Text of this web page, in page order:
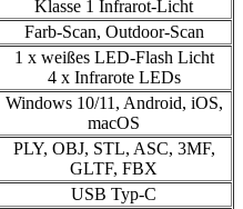
Klasse 1 Infrarot-Licht
Farb-Scan, Outdoor-Scan
1 x weißes LED-Flash Licht
4 x Infrarote LEDs
Windows 10/11, Android, iOS,
macOS
PLY, OBJ, STL, ASC, 3MF,
GLTF, FBX
USB Typ-C